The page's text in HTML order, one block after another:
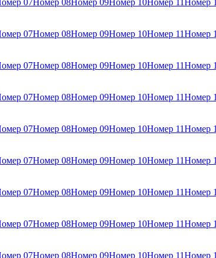
07Номер 08Номер 09Номер 10Номер 11Номер
07Номер 08Номер 09Номер 10Номер 11Номер
07Номер 08Номер 09Номер 10Номер 11Номер
07Номер 08Номер 09Номер 10Номер 11Номер
07Номер 08Номер 09Номер 10Номер 11Номер
07Номер 08Номер 09Номер 10Номер 11Номер
07Номер 08Номер 09Номер 10Номер 11Номер
07Номер 08Номер 09Номер 10Номер 11Номер
07Номер 08Номер 09Номер 10Номер 11Номер